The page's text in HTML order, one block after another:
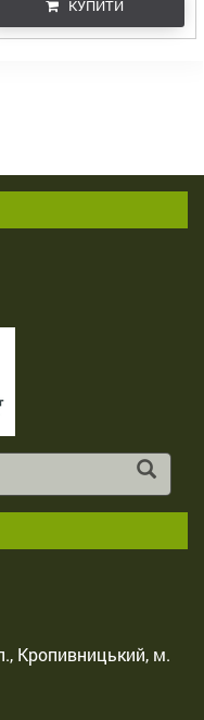
КУПИТИ
Кропивницький, м.